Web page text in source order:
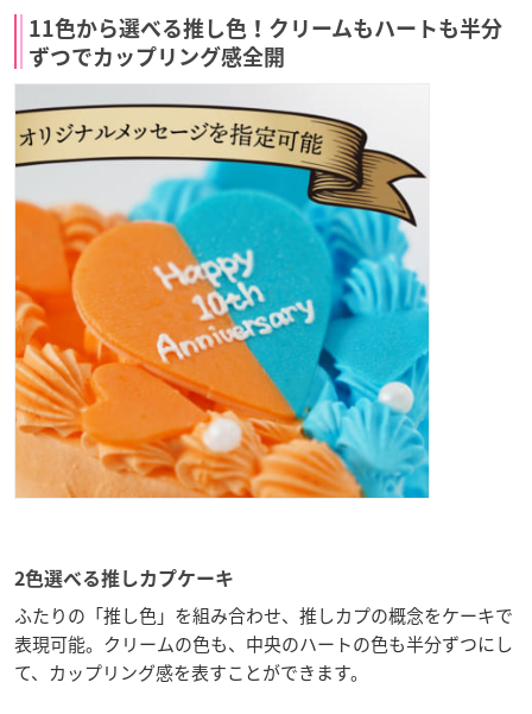
11色から選べる推し色！クリームもハートも半分
ずつでカップリング感全開
2色選べる推しカプケーキ
ふたりの「推し色」を組み合わせ、推しカプの概念をケーキで
表現可能。クリームの色も、中央のハートの色も半分ずつにし
て、カップリング感を表すことができます。